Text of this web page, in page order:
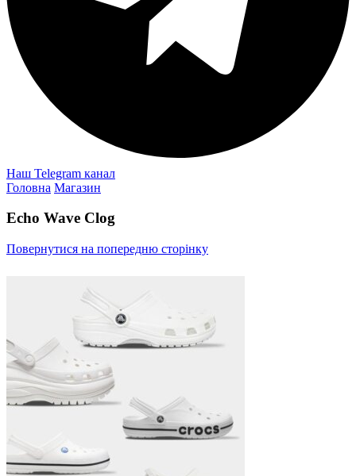
Наш Telegram канал
Головна Магазин
Echo Wave Clog
Повернутися на попередню сторінку